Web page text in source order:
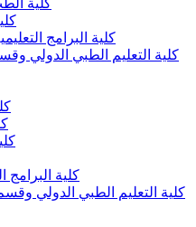
كلية
كلية البرامج
كلية التعليم الطبي الدولي
كلية البرامج
كلية التعليم الطبي الدولي